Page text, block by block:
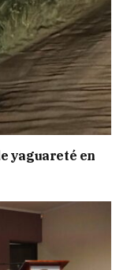
yaguareté en